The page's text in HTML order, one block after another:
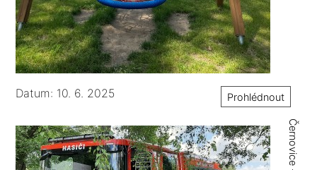
Datum: 10. 6. 2025 Prohlédnout